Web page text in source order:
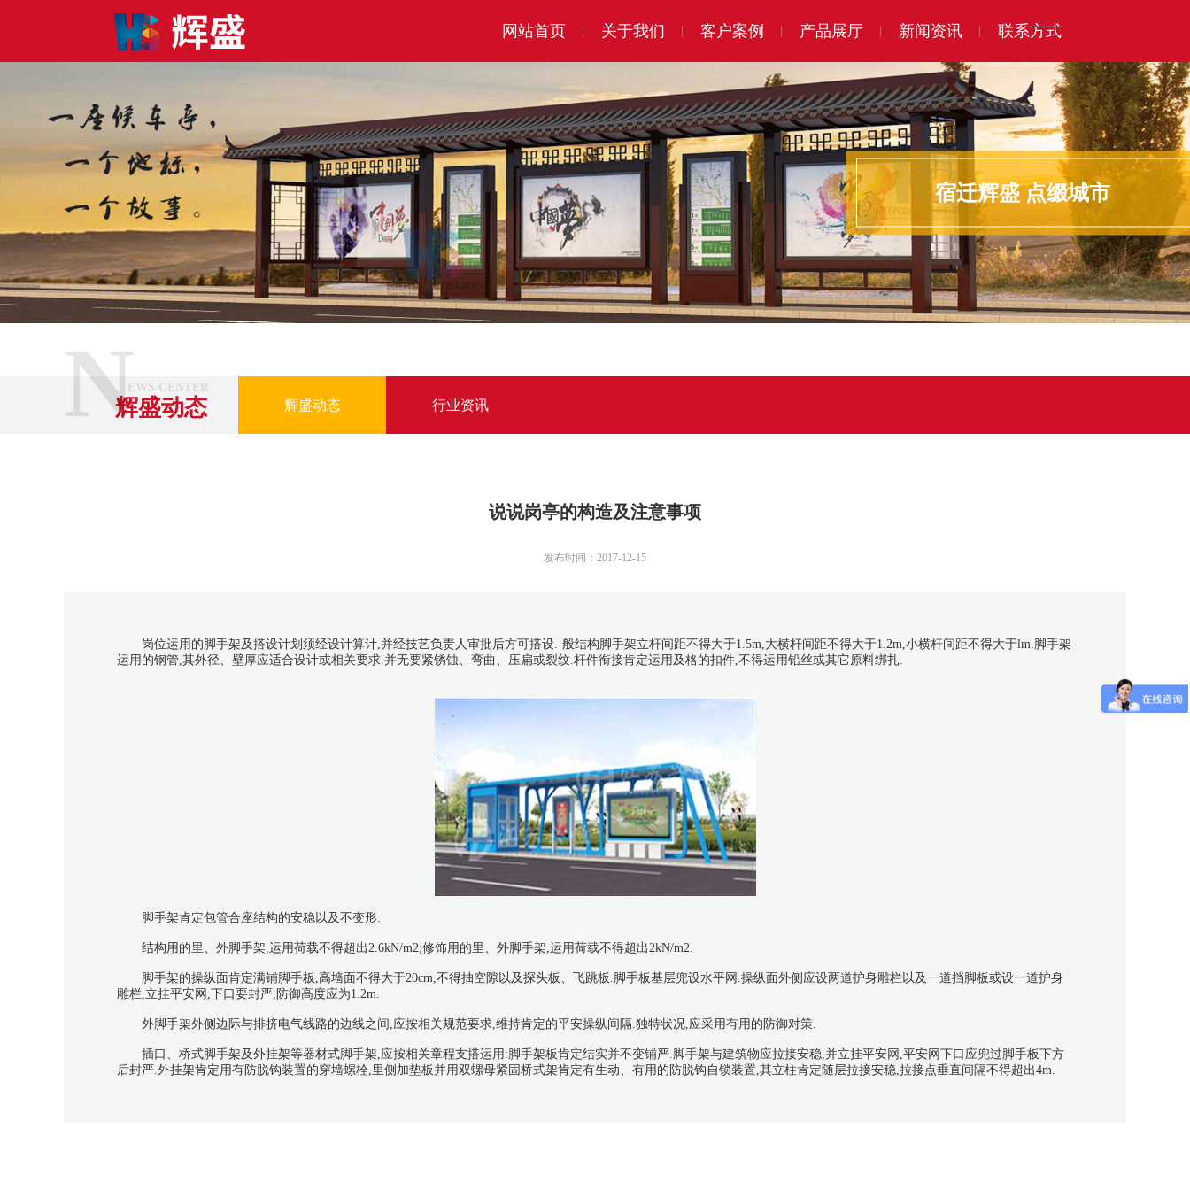
网站首页 关于我们 客户案例 产品展厅 新闻资讯 联系方式
宿迁辉盛 点缀城市
NEWS CENTER
辉盛动态 辉盛动态 行业资讯
说说岗亭的构造及注意事项
发布时间：2017-12-15
岗位运用的脚手架及搭设计划须经设计算计,并经技艺负责人审批后方可搭设.-般结构脚手架立杆间距不得大于1.5m,大横杆间距不得大于1.2m,小横杆间距不得大于lm.脚手架
运用的钢管,其外径、壁厚应适合设计或相关要求.并无要紧锈蚀、弯曲、压扁或裂纹.杆件衔接肯定运用及格的扣件,不得运用铅丝或其它原料绑扎.
脚手架肯定包管合座结构的安稳以及不变形.
结构用的里、外脚手架,运用荷载不得超出2.6kN/m2;修饰用的里、外脚手架,运用荷载不得超出2kN/m2.
脚手架的操纵面肯定满铺脚手板,高墙面不得大于20cm,不得抽空隙以及探头板、飞跳板.脚手板基层兜设水平网.操纵面外侧应设两道护身雕栏以及一道挡脚板或设一道护身
雕栏,立挂平安网,下口要封严,防御高度应为1.2m.
外脚手架外侧边际与排挤电气线路的边线之间,应按相关规范要求,维持肯定的平安操纵间隔.独特状况,应采用有用的防御对策.
插口、桥式脚手架及外挂架等器材式脚手架,应按相关章程支搭运用:脚手架板肯定结实并不变铺严.脚手架与建筑物应拉接安稳,并立挂平安网,平安网下口应兜过脚手板下方
后封严.外挂架肯定用有防脱钩装置的穿墙螺栓,里侧加垫板并用双螺母紧固桥式架肯定有生动、有用的防脱钩自锁装置,其立柱肯定随层拉接安稳,拉接点垂直间隔不得超出4m.